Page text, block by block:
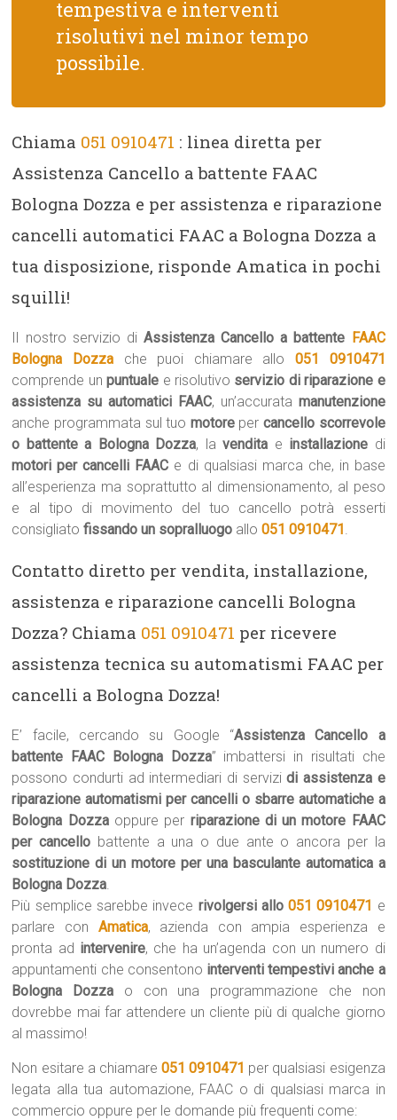
tempestiva e interventi
risolutivi nel minor tempo
possibile.
Chiama 051 0910471 : linea diretta per
Assistenza Cancello a battente FAAC
Bologna Dozza e per assistenza e riparazione
cancelli automatici FAAC a Bologna Dozza a
tua disposizione, risponde Amatica in pochi
squilli!
Il nostro servizio di Assistenza Cancello a battente FAAC
Bologna Dozza
che puoi chiamare allo 051 0910471
comprende unpuntuale e risolutivo servizio di riparazione e
assistenza su automatici FAAC, un’accurata manutenzione
anche programmata sul tuo motoreper cancello scorrevole
o battente a Bologna Dozza, lavendita e installazione di
motori per cancelli FAAC e di qualsiasi marca che, in base
all’esperienza ma soprattutto al dimensionamento, al peso
e al tipo di movimento del tuo cancello potrà esserti
consigliatofissando un sopralluogo allo051 0910471.
Contatto diretto per vendita, installazione,
assistenza e riparazione cancelli Bologna
Dozza? Chiama 051 0910471 per ricevere
assistenza tecnica su automatismi FAAC per
cancelli a Bologna Dozza!
E’ facile, cercando su Google “Assistenza Cancello a
battente FAAC Bologna Dozza” imbattersi in risultati che
possono condurti ad intermediari di servizidi assistenza e
riparazione automatismi per cancelli o sbarre automatiche a
Bologna Dozza oppure per riparazione di un motore FAAC
per cancello battente a una o due ante o ancora per la
sostituzione di un motore per una basculante automatica a
Bologna Dozza.
Più semplice sarebbe invece rivolgersi allo051 0910471 e
parlare con Amatica, azienda con ampia esperienza e
pronta ad intervenire, che ha un’agenda con un numero di
appuntamenti che consentono interventi tempestivi anche a
Bologna Dozza o con una programmazione che non
dovrebbe mai far attendere un cliente più di qualche giorno
al massimo!
Non esitare a chiamare 051 0910471 per qualsiasi esigenza
legata alla tua automazione, FAAC o di qualsiasi marca in
commercio oppure per le domande più frequenti come: